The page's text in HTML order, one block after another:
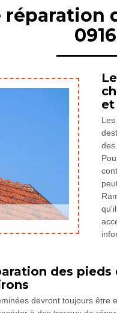
réparation
et
des
devront toujours être